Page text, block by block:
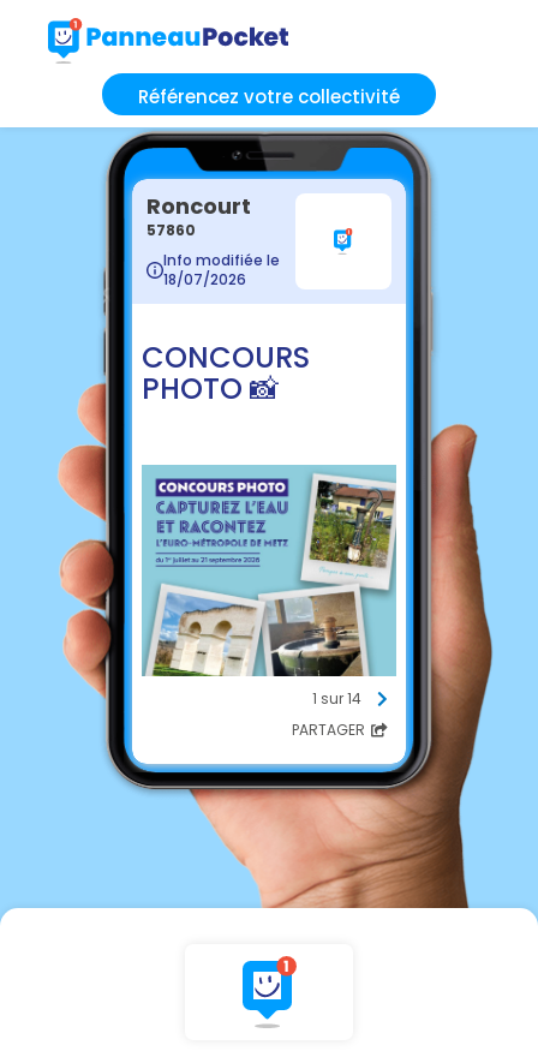
Référencez votre collectivité
Roncourt
57860
Info modifiée le
18/07/2026
CONCOURS
PHOTO 📸
1 sur 14
PARTAGER